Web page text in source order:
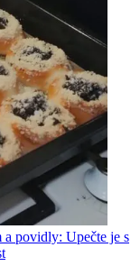
a povidly: Upečte je s